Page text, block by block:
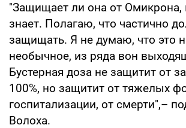
"Защищает ли она от Омикрона,
знает. Полагаю, что частично
защищать. Я не думаю, что это
необычное, из ряда вон
Бустерная доза не защитит от
100%, но защитит от тяжелых
госпитализации, от смерти",–
Волоха.